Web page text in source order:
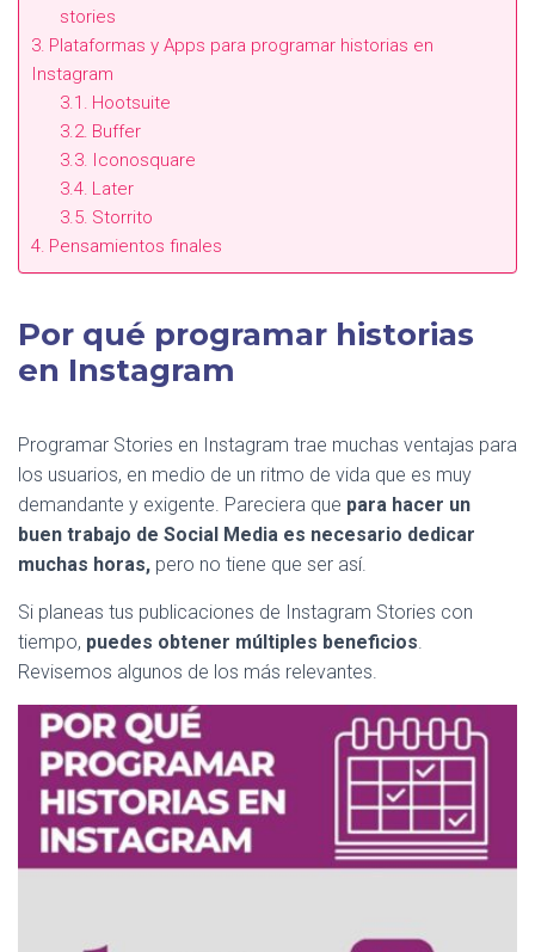
stories
Plataformas y Apps para programar historias en
Instagram
Hootsuite
Buffer
Iconosquare
Later
Storrito
Pensamientos finales
Por qué programar historias
en Instagram
Programar Stories en Instagram trae muchas ventajas para
los usuarios, en medio de un ritmo de vida que es muy
demandante y exigente. Pareciera que para hacer un
buen trabajo de Social Media es necesario dedicar
muchas horas, pero no tiene que ser así.
Si planeas tus publicaciones de Instagram Stories con
tiempo, puedes obtener múltiples beneficios.
Revisemos algunos de los más relevantes.